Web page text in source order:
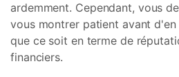
ardemment. Cependant, vous
vous montrer patient avant
que ce soit en terme de
financiers.